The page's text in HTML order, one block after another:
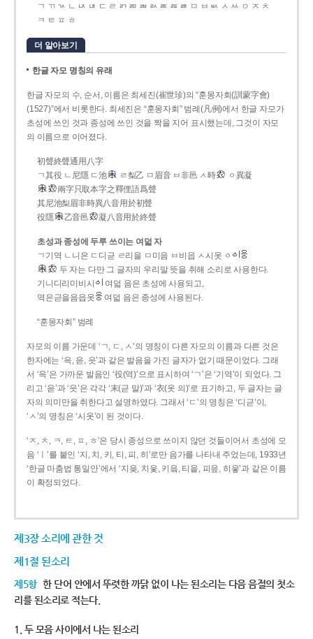
ㄱ ㄲ ㄳ ㄴ ㄵ ㄶ ㄷ ㄹ ㄺ ㄻ ㄼ ㄽ ㄾ ㄿ ㅀ ㅁ ㅂ ㅄ ㅅ ㅆ ㅇ ㅈ ㅊ
ㅋ ㅌ ㅍ ㅎ
더 알아보기
한글 자모 명칭의 유래
한글 자모의 수, 순서, 이름은 최세진(崔世珍)의 “훈몽자회(訓蒙字會)
(1527)”에서 비롯한다. 최세진은 “훈몽자회” 범례(凡例)에서 한글 자모가
초성에 쓰인 것과 종성에 쓰인 것을 짝을 지어 표시했는데, 그것이 자모
의 이름으로 이어졌다.
初聲終聲通用八字
ㄱ其役 ㄴ尼隱 ㄷ池
ㄹ梨乙 ㅁ眉音 ㅂ非邑 ㅅ時
ㆁ異凝
兩字只取本字之釋俚語爲聲
其尼池梨眉非時異八音用於初聲
役隱
乙音邑 凝八音用於終聲
초성과 종성에 두루 쓰이는 여덟 자
ㄱ기역 ㄴ니은 ㄷ디귿 ㄹ리을 ㅁ미음 ㅂ비읍 ㅅ시옷 ㆁ
두 자는 다만 그 글자의 우리말 뜻을 취해 소리로 사용한다.
기니디리미비시
여덟 음은 초성에 사용되고,
역은귿을음읍옷
여덟 음은 종성에 사용된다.
“훈몽자회” 범례
자모의 이름 가운데 ‘ㄱ, ㄷ, ㅅ’의 명칭이 다른 자모의 이름과 다른 것은
한자에는 ‘윽, 읃, 읏’과 같은 발음을 가진 글자가 없기 때문이었다. 그래
서 ‘윽’은 가까운 발음인 ‘役(역)’으로 표시하여 ‘ㄱ’은 ‘기역’이 되었다. 그
리고 ‘읃’과 ‘읏’은 각각 ‘末(귿 말)’과 ‘衣(옷 의)’로 표기하고, 두 글자는 글
자의 의미만을 취한다고 설명하였다. 그래서 ‘ㄷ’의 명칭은 ‘디귿’이,
‘ㅅ’의 명칭은 ‘시옷’이 된 것이다.
‘ㅈ, ㅊ, ㅋ, ㅌ, ㅍ, ㅎ’은 당시 종성으로 쓰이지 않던 것들이어서 초성에 모
음 ‘ㅣ’를 붙인 ‘지, 치, 키, 티, 피, 히’로만 음가를 나타내 주었는데, 1933년
‘한글 마춤법 통일안’에서 ‘지읒, 치읓, 키읔, 티읕, 피읖, 히읗’과 같은 이름
이 확정되었다.
제3장 소리에 관한 것
제1절 된소리
제5항 한 단어 안에서 뚜렷한 까닭 없이 나는 된소리는 다음 음절의 첫소
리를 된소리로 적는다.
1. 두 모음 사이에서 나는 된소리